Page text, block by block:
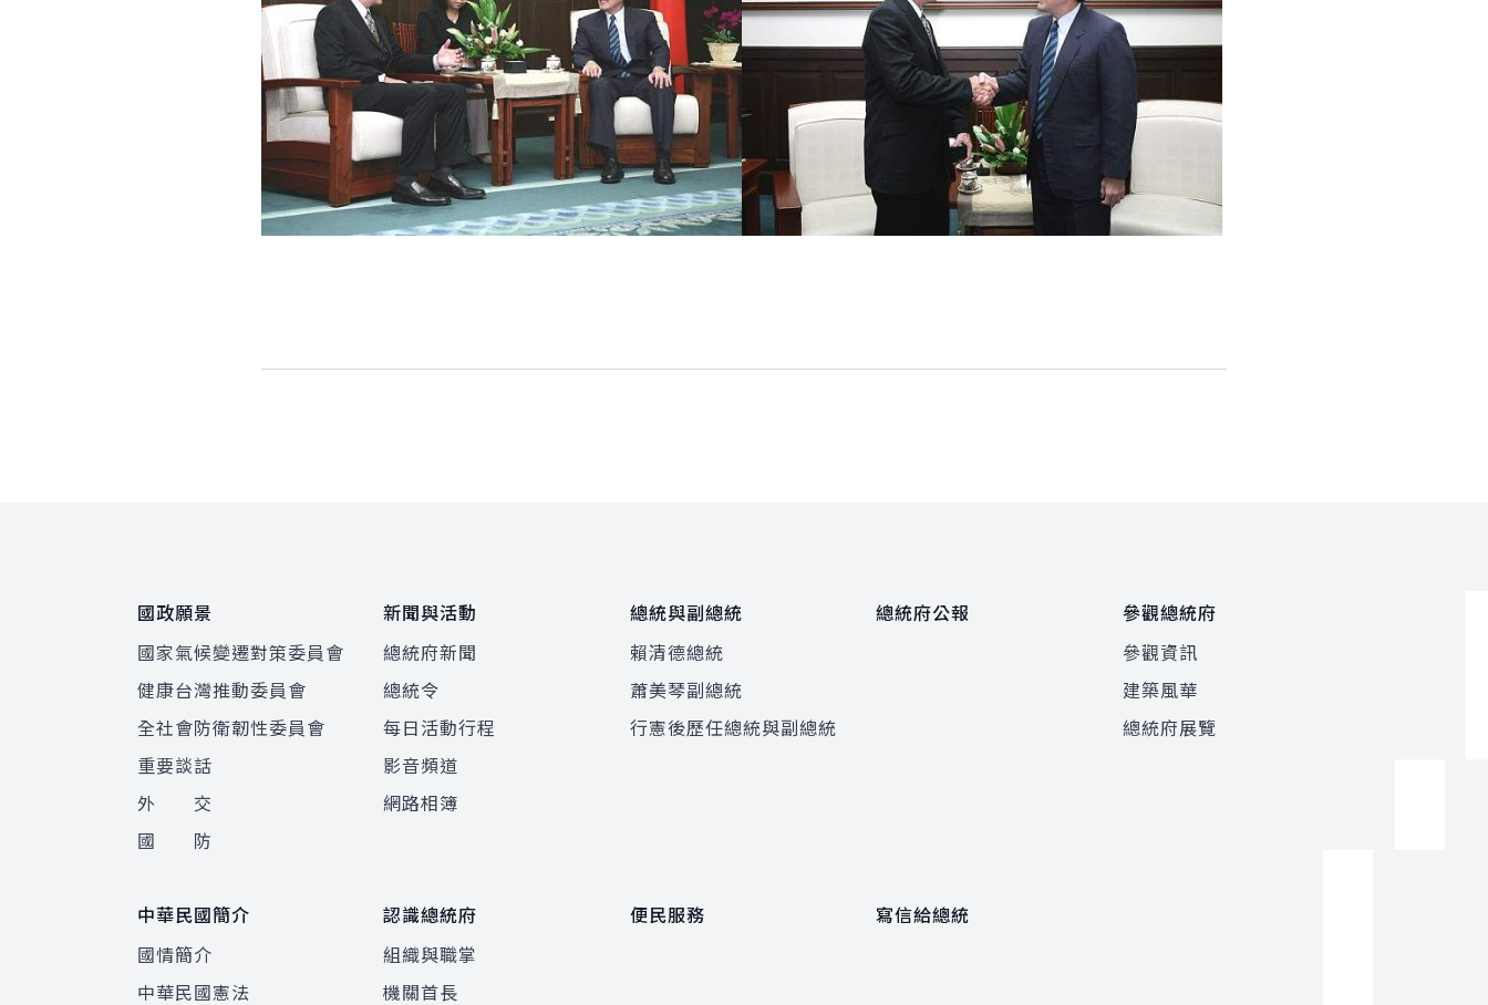
國政願景
國家氣候變遷對策委員會
健康台灣推動委員會
全社會防衛韌性委員會
重要談話
外 交
國 防
新聞與活動
總統府新聞
總統令
每日活動行程
影音頻道
網路相簿
總統與副總統
賴清德總統
蕭美琴副總統
行憲後歷任總統與副總統
總統府公報
參觀總統府
參觀資訊
建築風華
總統府展覽
中華民國簡介
國情簡介
中華民國憲法
認識總統府
組織與職掌
機關首長
便民服務 寫信給總統